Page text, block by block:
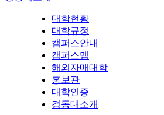
대학현황
대학규정
캠퍼스안내
캠퍼스맵
해외자매대학
홍보관
대학인증
경동대소개